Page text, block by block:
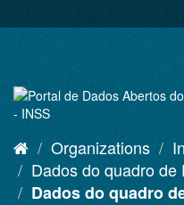
to
Organizations
Dados do quadro de
Dados do quadro